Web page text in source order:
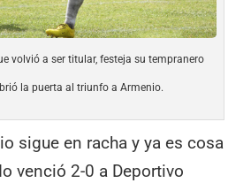
volvió a ser titular, festeja su tempranero
la puerta al triunfo a Armenio.
sigue en racha y ya es cosa
venció 2-0 a Deportivo